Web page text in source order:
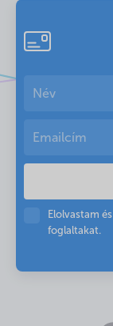
Elolvastam
foglaltakat.